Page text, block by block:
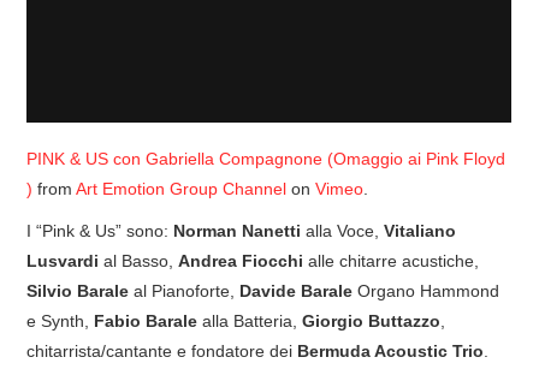
PINK & US con Gabriella Compagnone (Omaggio ai Pink Floyd
) fromArt Emotion Group Channel onVimeo
I “Pink & Us” sono: Norman Nanetti alla Voce,Vitaliano
Lusvardi al Basso,Andrea Fiocchi alle chitarre acustiche,
Silvio Barale al Pianoforte, Davide Barale Organo Hammond
e Synth, Fabio Barale alla Batteria,Giorgio Buttazzo
chitarrista/cantante e fondatore dei Bermuda Acoustic Trio